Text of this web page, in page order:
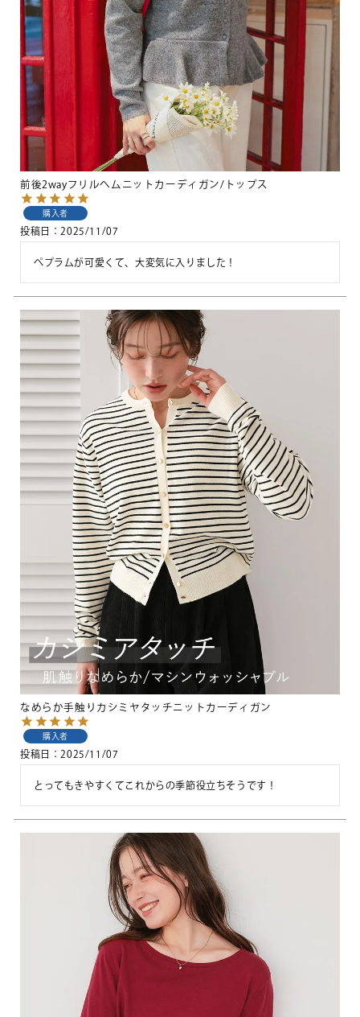
前後2wayフリルヘムニットカーディガン/トップス
購入者
投稿日 2025/11/07
ペプラムが可愛くて、大変気に入りました！
なめらか手触りカシミヤタッチニットカーディガン
購入者
投稿日 2025/11/07
とってもきやすくてこれからの季節役立ちそうです！